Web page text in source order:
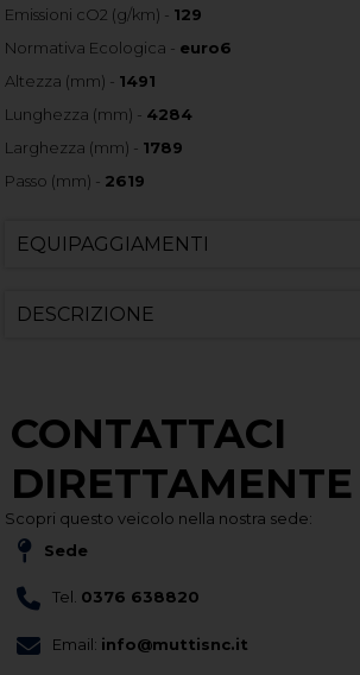
Emissioni cO2 (g/km) - 129
Normativa Ecologica - euro6
Altezza (mm) - 1491
Lunghezza (mm) - 4284
Larghezza (mm) - 1789
Passo (mm) - 2619
EQUIPAGGIAMENTI
DESCRIZIONE
CONTATTACI
DIRETTAMENTE
Scopri questo veicolo nella nostra sede:
Sede
Tel. 0376 638820
Email: info@muttisnc.it